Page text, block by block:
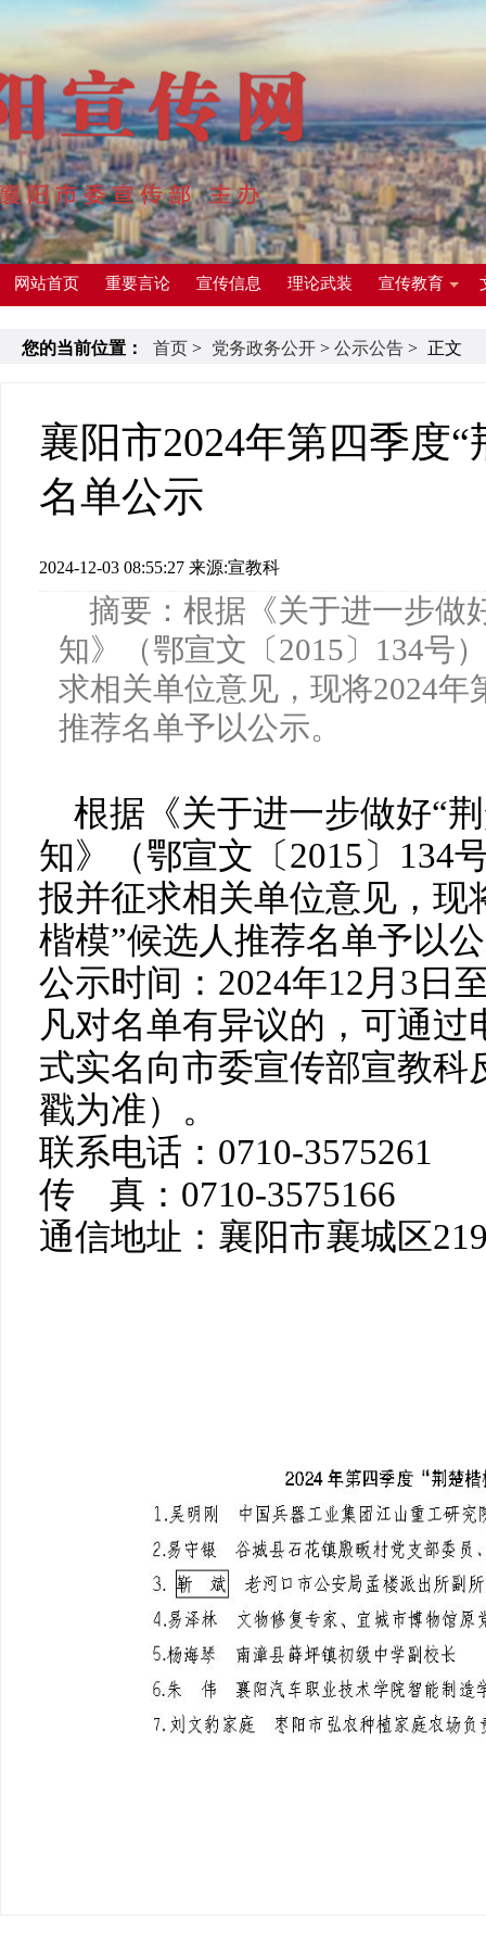
网站首页 重要言论 宣传信息 理论武装 宣传教育
您的当前位置： 首页 > 党务政务公开 > 公示公告 > 正文
襄阳市2024年第四季度
名单公示
2024-12-03 08:55:27 来源:宣教科
摘要：根据《关于进一步做
知》（鄂宣文〔2015〕134号
求相关单位意见，现将2024年
推荐名单予以公示。
根据《关于进一步做好“
知》（鄂宣文〔2015〕134
报并征求相关单位意见，现
楷模”候选人推荐名单予以
公示时间：2024年12月3日
凡对名单有异议的，可通
式实名向市委宣传部宣教科
戳为准）。
联系电话：0710-3575261
传 真：0710-3575166
通信地址：襄阳市襄城区